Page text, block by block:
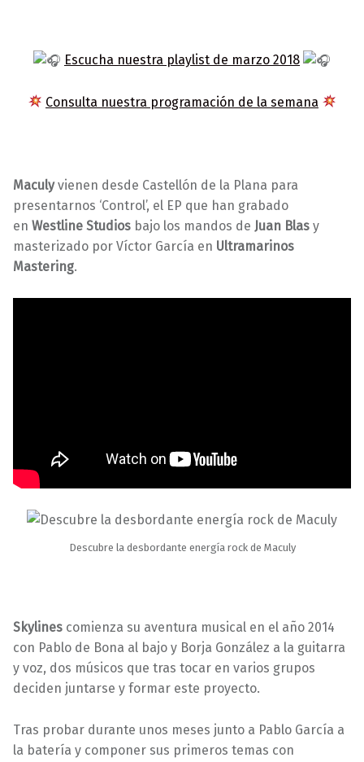
Escucha nuestra playlist de marzo 2018
Consulta nuestra programación de la semana
Maculyvienen desde Castellón de la Plana para
presentarnos ‘Control’, el EP que han grabado
en Westline Studios bajo los mandos de Juan Blas y
masterizado por Víctor García en Ultramarinos
Mastering.
Descubre la desbordante energía rock de Maculy
Skylines comienza su aventura musical en el año 2014
con Pablo de Bona al bajo y Borja González a la guitarra
y voz, dos músicos que tras tocar en varios grupos
deciden juntarse y formar este proyecto.
Tras probar durante unos meses junto a Pablo García a
la batería y componer sus primeros temas con